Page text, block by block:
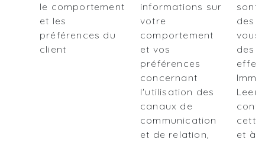
le comportement
et les
préférences du
client
informations sur
votre
comportement
et vos
préférences
concernant
l'utilisation des
canaux de
communication
et de relation,
sont
des
vous
des
cette
et à